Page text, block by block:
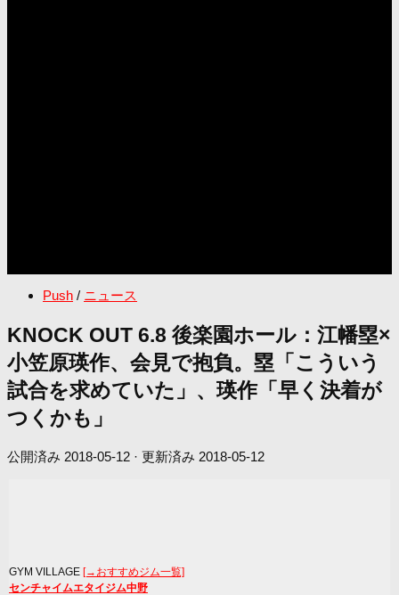
Push / ニュース
KNOCK OUT 6.8 後楽園ホール：江幡塁×
小笠原瑛作、会見で抱負。塁「こういう
試合を求めていた」、瑛作「早く決着が
つくかも」
公開済み 2018-05-12 · 更新済み 2018-05-12
GYM VILLAGE [→おすすめジム一覧]
センチャイムエタイジム中野